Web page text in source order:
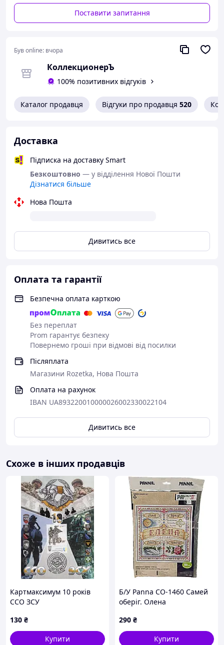
- Пром-оплата,
- Післяплата Нової Пошти;
- На картку банка;
- Кредитною карткою Visa/Mastercard.
Варіанти доставки:
- Нова Пошта;
- Укрпошта.
Поставити запитання
Був online: вчора
КоллекционерЪ
100% позитивних відгуків
Каталог продавця Відгуки про продавця 520
Доставка
Підписка на доставку Smart
Безкоштовно — у відділення Нової Пошти
Дізнатися більше
Нова Пошта
Дивитись все
Оплата та гарантії
Безпечна оплата карткою
Без переплат
Prom гарантує безпеку
Повернемо гроші при відмові від посилки
Післяплата
Магазини Rozetka, Нова Пошта
Оплата на рахунок
IBAN UA893220010000026002330022104
Дивитись все
Схоже в інших продавців
Картмаксимум 10 років
ССО ЗСУ
130 ₴
Купити
Б/У Panna СО-1460 Самей
оберіг. Олена
290 ₴
Купити